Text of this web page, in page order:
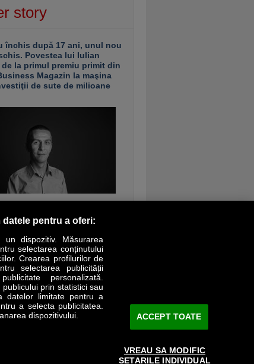
story
închis după 17 ani, unul nou
Povestea lui Iulian
la primul premiu primit din
Magazin la maşina
de sute de milioane
SPECIAL OPINII
Revista Business Magazin
pentru a oferi:
dispozitiv. Măsurarea
selectarea conținutului
Crearea profilurilor de
selectarea publicității
personalizată.
prin statistici sau
datelor limitate pentru a
a selecta publicitatea.
dispozitivului.
ACCEPT TOATE
VREAU SA MODIFIC
SETARILE INDIVIDUAL